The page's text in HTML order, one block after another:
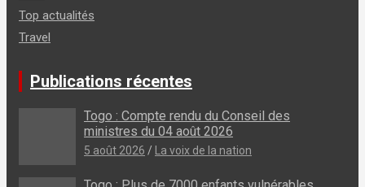
Top actualités
Travel
Publications récentes
Togo : Compte rendu du Conseil des
ministres du 04 août 2026
5 août 2026 La voix de la nation